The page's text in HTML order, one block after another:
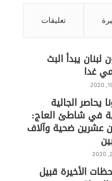
تعليقات
لبنان يبدأ البث
غدا
يحاصر الجالية
في شاطئ العاج:
عشرين ضحية وآلاف
الأخيرة قبيل